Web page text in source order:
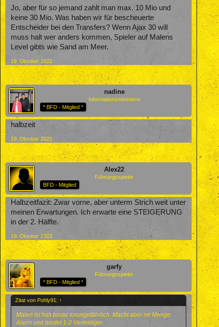
Jo, aber für so jemand zahlt man max. 10 Mio und
keine 30 Mio. Was haben wir für bescheuerte
Entscheider bei den Transfers? Wenn Ajax 30 will
muss halt wer anders kommen, Spieler auf Malens
Level gibts wie Sand am Meer.
19. Oktober 2022
nadine
Informationsministerin
* BFD - Mitglied *
halbzeit
19. Oktober 2022
Alex22
Führungsspieler
BFD - Mitglied
Halbzeitfazit: Zwar vorne, aber unterm Strich weit unter
meinen Erwartungen. Ich erwarte eine STEIGERUNG
in der 2. Hälfte.
19. Oktober 2022
garfy
Führungsspieler
* BFD - Mitglied *
Zitat von Pohly91: ↑
Malen ist halt brutal torungefährlich. Macht aber ne Menge
Alarm und bindet 1-2 Verteidiger.